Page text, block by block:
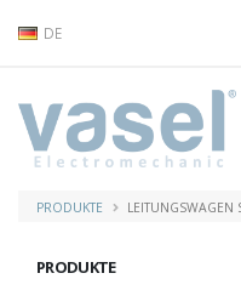
DE
PRODUKTE LEITUNGSWAGEN
PRODUKTE